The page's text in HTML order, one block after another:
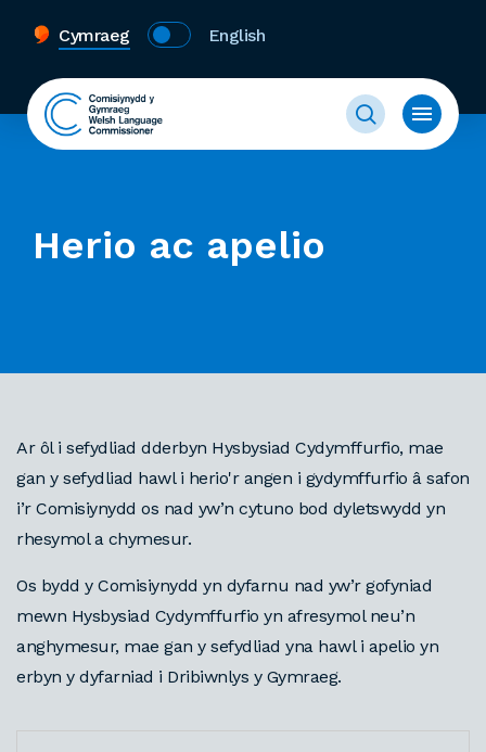
Cymraeg English
Herio ac apelio
Ar ôl i sefydliad dderbyn Hysbysiad Cydymffurfio, mae
gan y sefydliad hawl i herio'r angen i gydymffurfio â safon
i’r Comisiynydd os nad yw’n cytuno bod dyletswydd yn
rhesymol a chymesur.
Os bydd y Comisiynydd yn dyfarnu nad yw’r gofyniad
mewn Hysbysiad Cydymffurfio yn afresymol neu’n
anghymesur, mae gan y sefydliad yna hawl i apelio yn
erbyn y dyfarniad i Dribiwnlys y Gymraeg.